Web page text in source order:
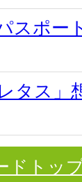
スポー
タス」
ドトッ